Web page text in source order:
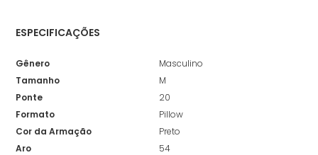
ESPECIFICAÇÕES
Gênero
Masculino
Tamanho
M
Ponte
20
Formato
Pillow
Cor da Armação
Preto
Aro
54